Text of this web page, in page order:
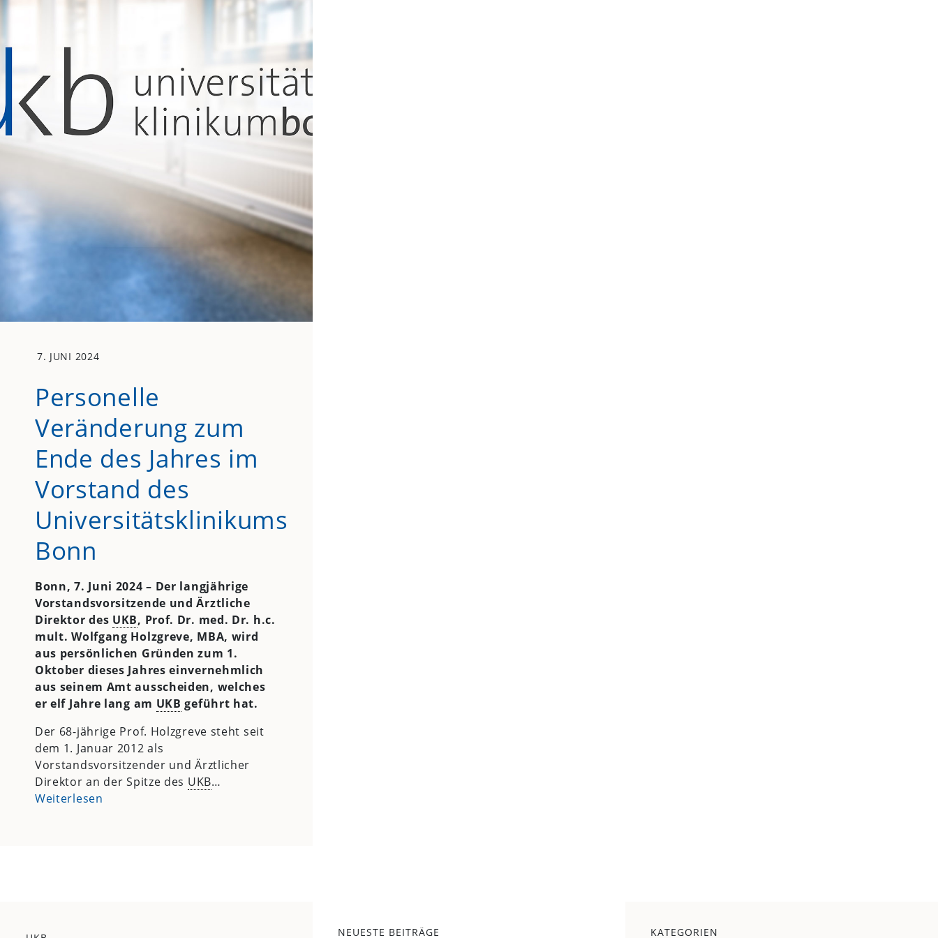
7. JUNI 2024
Personelle
Veränderung zum
Ende des Jahres im
Vorstand des
Universitätsklinikums
Bonn
Bonn, 7. Juni 2024 – Der langjährige
Vorstandsvorsitzende und Ärztliche
Direktor des UKB, Prof. Dr. med. Dr. h.c.
mult. Wolfgang Holzgreve, MBA, wird
aus persönlichen Gründen zum 1.
Oktober dieses Jahres einvernehmlich
aus seinem Amt ausscheiden, welches
er elf Jahre lang am UKB geführt hat.
Der 68-jährige Prof. Holzgreve steht seit
dem 1. Januar 2012 als
Vorstandsvorsitzender und Ärztlicher
Direktor an der Spitze des UKB…
Weiterlesen
NEUESTE BEITRÄGE KATEGORIEN